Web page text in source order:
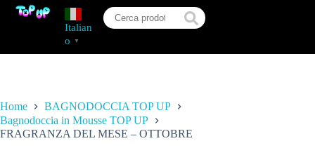
Italian
o
▼
Home
BAGNODOCCIA TOP UP
Bagnodoccia in Mousse TOP UP
FRAGRANZA DEL MESE – OTTOBRE